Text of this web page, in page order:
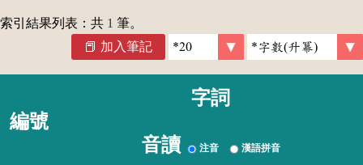
索引結果列表：共 1 筆。
加入筆記
編號
字詞
音讀 注音 漢語拼音